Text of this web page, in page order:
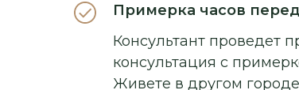
Примерка часов
Консультант проведет
консультация с
Живете в другом